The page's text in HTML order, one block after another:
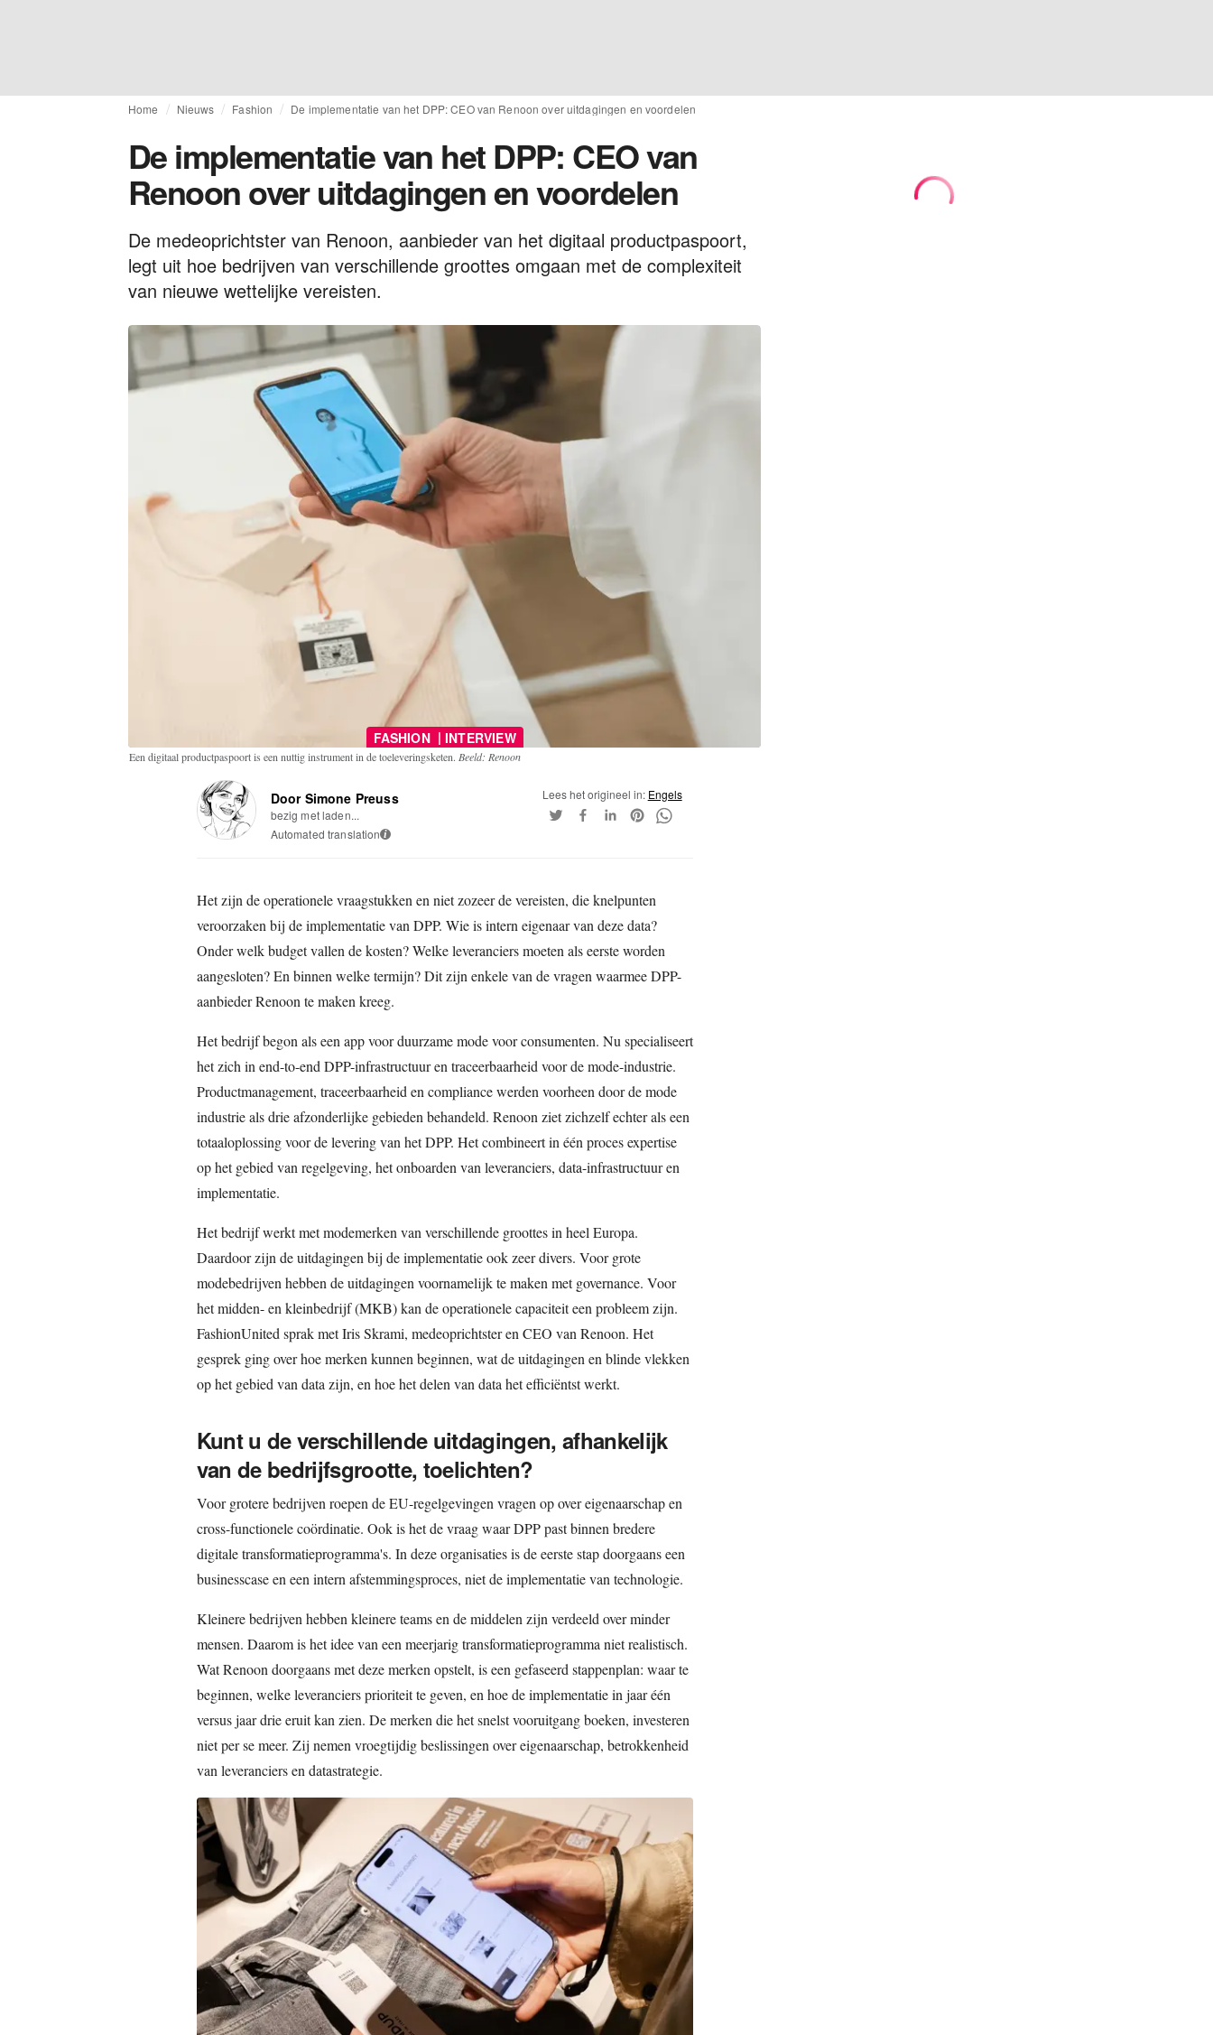
Home Nieuws Fashion De implementatie van het DPP: CEO van Renoon over uitdagingen en voordelen
De implementatie van het DPP: CEO van
Renoon over uitdagingen en voordelen
De medeoprichtster van Renoon, aanbieder van het digitaal productpaspoort,
legt uit hoe bedrijven van verschillende groottes omgaan met de complexiteit
van nieuwe wettelijke vereisten.
FASHION | INTERVIEW
Een digitaal productpaspoort is een nuttig instrument in de toeleveringsketen. Beeld: Renoon
Door Simone Preuss
bezig met laden...
Automated translation i
Lees het origineel in: Engels
Het zijn de operationele vraagstukken en niet zozeer de vereisten, die knelpunten
veroorzaken bij de implementatie van DPP. Wie is intern eigenaar van deze data?
Onder welk budget vallen de kosten? Welke leveranciers moeten als eerste worden
aangesloten? En binnen welke termijn? Dit zijn enkele van de vragen waarmee DPP-
aanbieder Renoon te maken kreeg.
Het bedrijf begon als een app voor duurzame mode voor consumenten. Nu specialiseert
het zich in end-to-end DPP-infrastructuur en traceerbaarheid voor de mode-industrie.
Productmanagement, traceerbaarheid en compliance werden voorheen door de mode
industrie als drie afzonderlijke gebieden behandeld. Renoon ziet zichzelf echter als een
totaaloplossing voor de levering van het DPP. Het combineert in één proces expertise
op het gebied van regelgeving, het onboarden van leveranciers, data-infrastructuur en
implementatie.
Het bedrijf werkt met modemerken van verschillende groottes in heel Europa.
Daardoor zijn de uitdagingen bij de implementatie ook zeer divers. Voor grote
modebedrijven hebben de uitdagingen voornamelijk te maken met governance. Voor
het midden- en kleinbedrijf (MKB) kan de operationele capaciteit een probleem zijn.
FashionUnited sprak met Iris Skrami, medeoprichtster en CEO van Renoon. Het
gesprek ging over hoe merken kunnen beginnen, wat de uitdagingen en blinde vlekken
op het gebied van data zijn, en hoe het delen van data het efficiëntst werkt.
Kunt u de verschillende uitdagingen, afhankelijk
van de bedrijfsgrootte, toelichten?
Voor grotere bedrijven roepen de EU-regelgevingen vragen op over eigenaarschap en
cross-functionele coördinatie. Ook is het de vraag waar DPP past binnen bredere
digitale transformatieprogramma's. In deze organisaties is de eerste stap doorgaans een
businesscase en een intern afstemmingsproces, niet de implementatie van technologie.
Kleinere bedrijven hebben kleinere teams en de middelen zijn verdeeld over minder
mensen. Daarom is het idee van een meerjarig transformatieprogramma niet realistisch.
Wat Renoon doorgaans met deze merken opstelt, is een gefaseerd stappenplan: waar te
beginnen, welke leveranciers prioriteit te geven, en hoe de implementatie in jaar één
versus jaar drie eruit kan zien. De merken die het snelst vooruitgang boeken, investeren
niet per se meer. Zij nemen vroegtijdig beslissingen over eigenaarschap, betrokkenheid
van leveranciers en datastrategie.